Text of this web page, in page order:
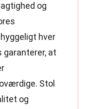
og
hver
garanterer, at
Stol
og